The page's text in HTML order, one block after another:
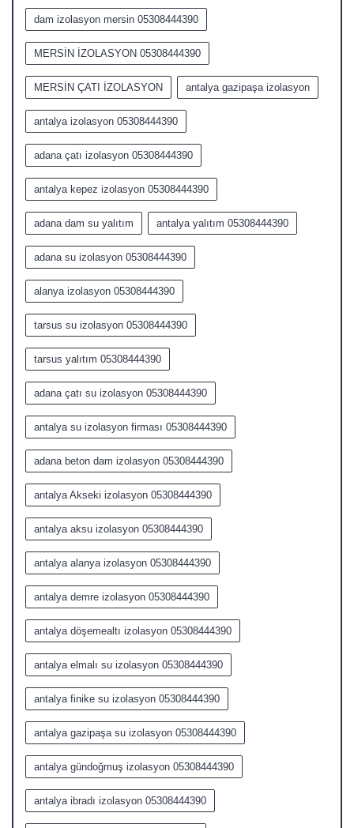
dam izolasyon mersin 05308444390
MERSİN İZOLASYON 05308444390
MERSİN ÇATI İZOLASYON antalya gazipaşa izolasyon
antalya izolasyon 05308444390
adana çatı izolasyon 05308444390
antalya kepez izolasyon 05308444390
adana dam su yalıtım antalya yalıtım 05308444390
adana su izolasyon 05308444390
alanya izolasyon 05308444390
tarsus su izolasyon 05308444390
tarsus yalıtım 05308444390
adana çatı su izolasyon 05308444390
antalya su izolasyon firması 05308444390
adana beton dam izolasyon 05308444390
antalya Akseki izolasyon 05308444390
antalya aksu izolasyon 05308444390
antalya alanya izolasyon 05308444390
antalya demre izolasyon 05308444390
antalya döşemealtı izolasyon 05308444390
antalya elmalı su izolasyon 05308444390
antalya finike su izolasyon 05308444390
antalya gazipaşa su izolasyon 05308444390
antalya gündoğmuş izolasyon 05308444390
antalya ibradı izolasyon 05308444390